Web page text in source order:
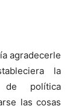
agradecerle
la
de política
las cosas